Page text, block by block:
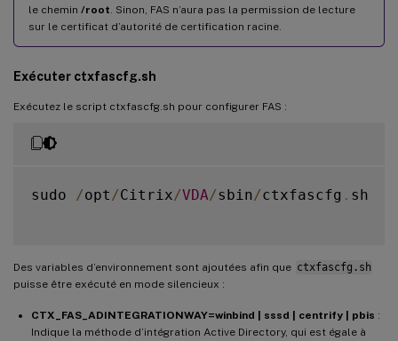
le chemin /root . Sinon, FAS n’aura pas la permission de lecture
sur le certificat d’autorité de certification racine.
Exécuter ctxfascfg.sh
Exécutez le script ctxfascfg.sh pour configurer FAS :
sudo /opt /Citrix/VDA/sbin/ctxfascfg . sh
Des variables d’environnement sont ajoutées afin que ctxfascfg.sh
puisse être exécuté en mode silencieux :
CTX_FAS_ADINTEGRATIONWAY=winbind | sssd | centrify | pbis :
Indique la méthode d’intégration Active Directory, qui est égale à